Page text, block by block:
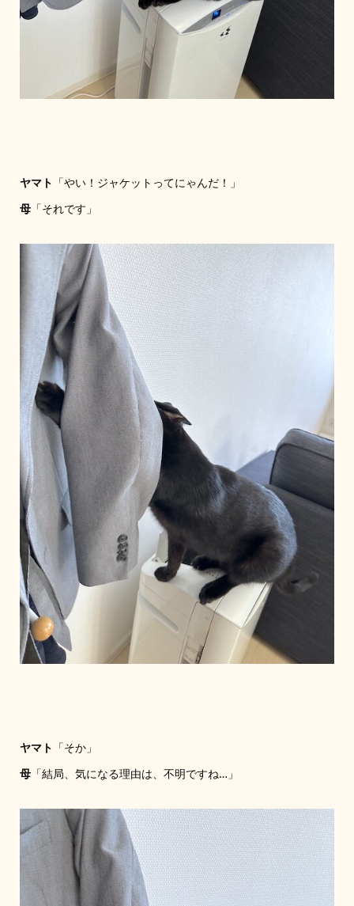
ヤマト 「やい！ジャケットってにゃんだ！」
母「それです」
ヤマト 「そか」
母「結局、気になる理由は、不明ですね…」